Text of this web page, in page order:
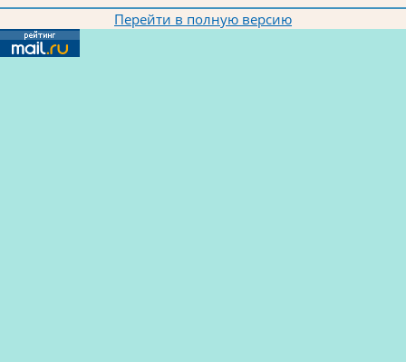
Перейти в полную версию